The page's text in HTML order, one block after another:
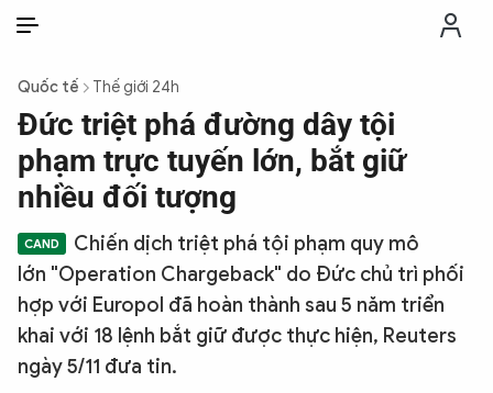
THỜI SỰ
CHỐNG DIỄN BIẾN HÒA BÌNH
CÔNG AN TRONG LÒNG DÂN
XÃ HỘI
PHÁP LUẬT
Quốc tế Thế giới 24h
Đức triệt phá đường dây tội
phạm trực tuyến lớn, bắt giữ
nhiều đối tượng
Chiến dịch triệt phá tội phạm quy mô
lớn "Operation Chargeback" do Đức chủ trì phối
hợp với Europol đã hoàn thành sau 5 năm triển
khai với 18 lệnh bắt giữ được thực hiện, Reuters
ngày 5/11 đưa tin.